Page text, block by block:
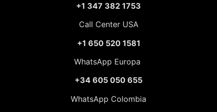
+1 347 382 1753
Call Center USA
+1 650 520 1581
WhatsApp Europa
+34 605 050 655
WhatsApp Colombia